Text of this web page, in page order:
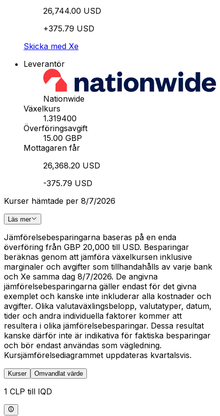
26,744.00 USD
+375.79 USD
Skicka med Xe
Leverantör
Nationwide
Växelkurs
1.319400
Överföringsavgift
15.00 GBP
Mottagaren får
26,368.20 USD
-375.79 USD
Kurser hämtade per 8/7/2026
Läs mer
Jämförelsebesparingarna baseras på en enda
överföring från GBP 20,000 till USD. Besparingar
beräknas genom att jämföra växelkursen inklusive
marginaler och avgifter som tillhandahålls av varje bank
och Xe samma dag 8/7/2026. De angivna
jämförelsebesparingarna gäller endast för det givna
exemplet och kanske inte inkluderar alla kostnader och
avgifter. Olika valutaväxlingsbelopp, valutatyper, datum,
tider och andra individuella faktorer kommer att
resultera i olika jämförelsebesparingar. Dessa resultat
kanske därför inte är indikativa för faktiska besparingar
och bör endast användas som vägledning.
Kursjämförelsediagrammet uppdateras kvartalsvis.
Kurser Omvandlat värde
1 CLP till IQD